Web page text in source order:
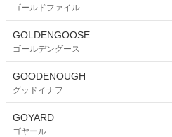
ゴールドファイル
GOLDENGOOSE
ゴールデングース
GOODENOUGH
グッドイナフ
GOYARD
ゴヤール